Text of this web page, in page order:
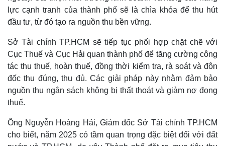
Doanh nghiệp
Công nghệ
lực cạnh tranh của thành phố sẽ là chìa khóa để thu hút
đầu tư, từ đó tạo ra nguồn thu bền vững.
Sở Tài chính TP.HCM sẽ tiếp tục phối hợp chặt chẽ với
Cục Thuế và Cục Hải quan thành phố để tăng cường công
tác thu thuế, hoàn thuế, đồng thời kiểm tra, rà soát và đôn
đốc thu đúng, thu đủ. Các giải pháp này nhằm đảm bảo
nguồn thu ngân sách không bị thất thoát và giảm nợ đọng
thuế.
Ông Nguyễn Hoàng Hải, Giám đốc Sở Tài chính TP.HCM
cho biết, năm 2025 có tầm quan trọng đặc biệt đối với đất